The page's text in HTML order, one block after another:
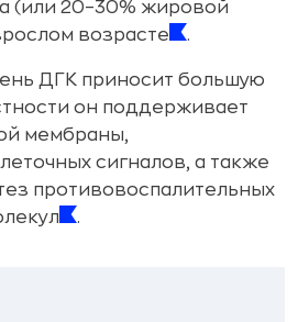
(или 20–30% жировой
возрасте
.
ДГК приносит большую
он поддерживает
мембраны,
сигналов, а также
противовоспалительных
.